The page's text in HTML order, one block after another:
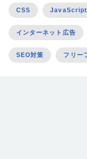
CSS JavaScript
インターネット広告
SEO対策 フリー